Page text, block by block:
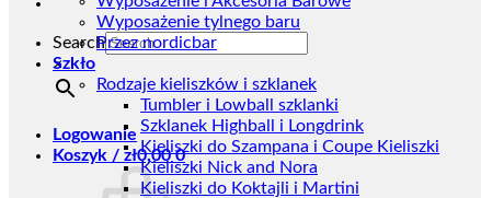
Search
×
Logowanie
Koszyk / zł0,00 0
Wyposażenie tylnego baru
Przez nordicbar
Szkło
Rodzaje kieliszków i szklanek
Tumbler i Lowball szklanki
Szklanek Highball i Longdrink
Kieliszki do Szampana i Coupe Kieliszki
Kieliszki Nick and Nora
Kieliszki do Koktajli i Martini